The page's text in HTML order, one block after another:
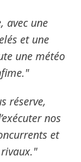
avec une
et une
une météo
réserve,
nos
et